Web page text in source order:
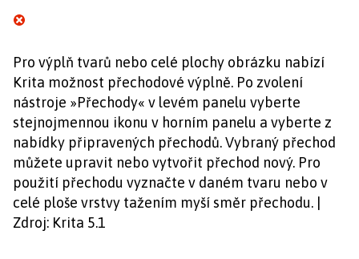
Pro výplň tvarů nebo celé plochy obrázku nabízí
Krita možnost přechodové výplně. Po zvolení
nástroje »Přechody« v levém panelu vyberte
stejnojmennou ikonu v horním panelu a vyberte z
nabídky připravených přechodů. Vybraný přechod
můžete upravit nebo vytvořit přechod nový. Pro
použití přechodu vyznačte v daném tvaru nebo v
celé ploše vrstvy tažením myší směr přechodu. |
Zdroj: Krita 5.1